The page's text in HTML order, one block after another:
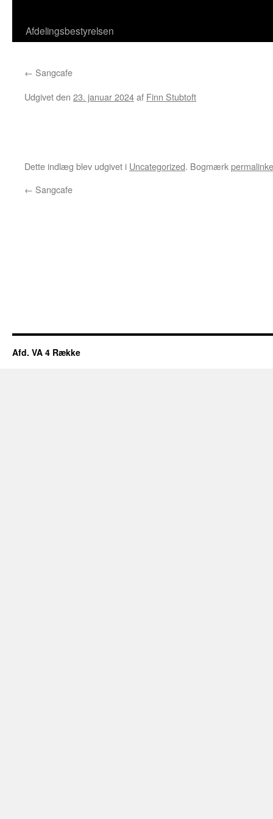
Afdelingsbestyrelsen
← Sangcafe
Udgivet den 23. januar 2024af Finn Stubtoft
Dette indlæg blev udgivet i Uncategorized. Bogmærk
← Sangcafe
Afd. VA 4 Række